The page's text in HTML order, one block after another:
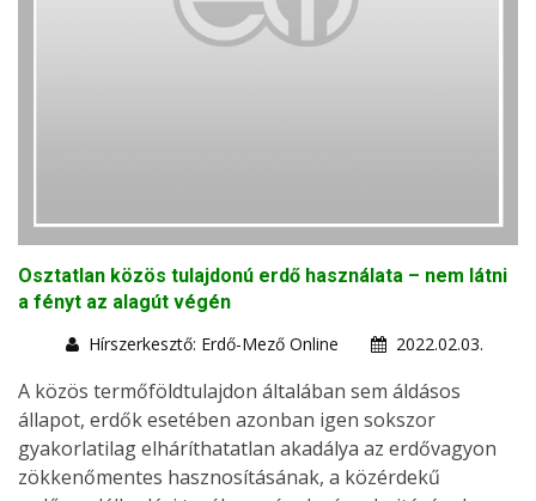
Osztatlan közös tulajdonú erdő használata – nem látni
a fényt az alagút végén
Hírszerkesztő: Erdő-Mező Online
2022.02.03.
A közös termőföldtulajdon általában sem áldásos
állapot, erdők esetében azonban igen sokszor
gyakorlatilag elháríthatatlan akadálya az erdővagyon
zökkenőmentes hasznosításának, a közérdekű